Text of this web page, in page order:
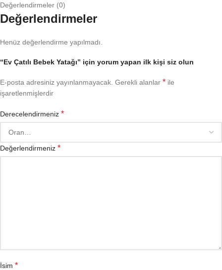
Değerlendirmeler (0)
Değerlendirmeler
Henüz değerlendirme yapılmadı.
“Ev Çatılı Bebek Yatağı” için yorum yapan ilk kişi siz olun
E-posta adresiniz yayınlanmayacak. Gerekli alanlar * ile
işaretlenmişlerdir
Derecelendirmeniz *
Değerlendirmeniz *
İsim *